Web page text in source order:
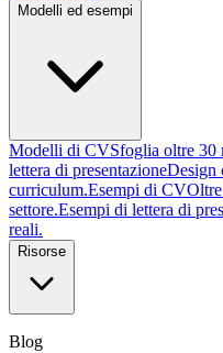
Modelli ed esempi
Modelli di CVSfoglia oltre 30
lettera di presentazioneDesign
curriculum.Esempi di CV
settore.Esempi di lettera di
reali.
Risorse
Blog